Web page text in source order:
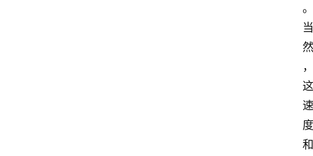
。
当
然
，
这
速
度
和